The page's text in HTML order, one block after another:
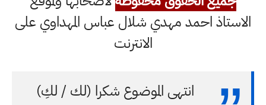
الاستاذ احمد مهدي شلال عباس المهداوي على
الانترنت
انتهى الموضوع شكرا (لك / لكِ)